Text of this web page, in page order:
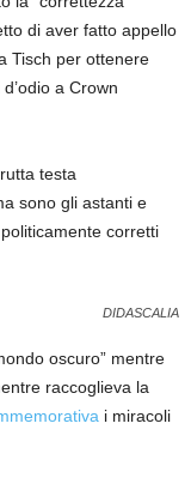
di aver fatto appello
Tisch per ottenere
a Crown
testa
sono gli astanti e
corretti
DIDASCALIA
oscuro” mentre
raccoglieva la
i miracoli